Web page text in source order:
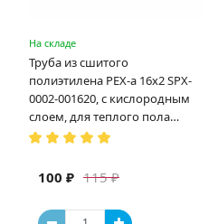
На складе
Труба из сшитого
полиэтилена PEX-a 16х2 SPX-
0002-001620, с кислородным
слоем, для теплого пола
(Испания)
115 ₽
100 ₽